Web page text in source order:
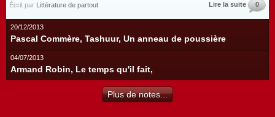
Écrit par Littérature de partout Lire la suite 0
20/12/2013
Pascal Commère, Tashuur, Un anneau de poussière
04/07/2013
Armand Robin, Le temps qu'il fait,
Plus de notes...